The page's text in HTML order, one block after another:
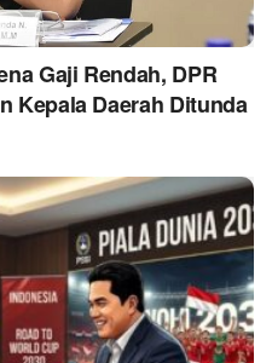
Gaji Rendah, DPR
Kepala Daerah Ditunda